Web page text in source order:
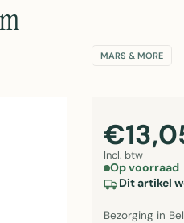
MARS & MORE
Incl. btw
Op voorraad
Dit artikel
Bezorging in